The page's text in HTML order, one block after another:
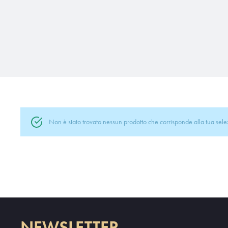
Non è stato trovato nessun prodotto che corrisponde alla tua